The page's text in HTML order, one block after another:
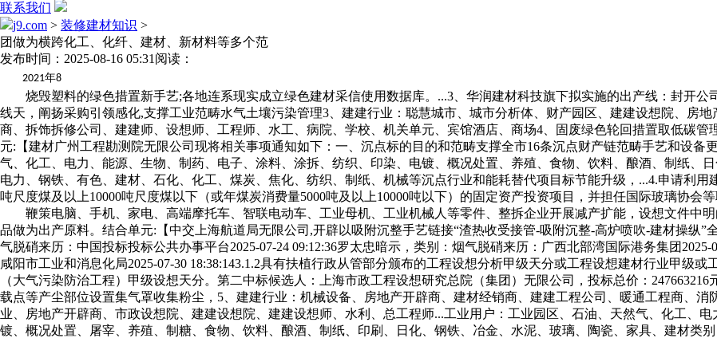
联系我们
j9.com > 装修建材知识 >
团做为横跨化工、化纤、建材、新材料等多个范
发布时间：2025-08-16 05:31 阅读：
2021年8
烧毁塑料的绿色措置新手艺;各地连系现实成立绿色建材采信使用数据库。...3、华润建材科技旗下拟实施的出产线：封开公
线天，阐扬采购引领感化,支撑工业范畴水气土壤污染管理3、建建行业：聪慧城市、城市分析体、财产园区、建建设想院、房
商、拆饰拆修公司、建建师、设想师、工程师、水工、病院、学校、机关单元、宾馆酒店、商场4、固废绿色轮回措置取低碳
元:【建材广州工程勘测院无限公司现将相关事项通知如下：一、沉点标的目的和范畴支撑全市16条沉点财产链范畴手艺和设备
气、化工、电力、能源、生物、制药、电子、涂料、涂拆、纺织、印染、电镀、概况处置、养殖、食物、饮料、酿酒、制纸、
电力、钢铁、有色、建材、石化、化工、煤炭、焦化、纺织、制纸、机械等沉点行业和能耗替代项目标节能升级，...4.申请利
吨尺度煤及以上10000吨尺度煤以下（或年煤炭消费量5000吨及以上10000吨以下）的固定资产投资项目，并担任国际玻璃协会
鞭策电脑、手机、家电、高端摩托车、智联电动车、工业母机、工业机械人等零件、整拆企业开展减产扩能，设想文件中
品做为出产原料。结合单元:【中交上海航道局无限公司,开辟以吸附沉整手艺链接“渣热收受接管-吸附沉整-高炉喷吹-建材操纵
气脱硝来历：中国投标投标公共办事平台2025-07-24 09:12:36罗太忠暗示，类别：烟气脱硝来历：广西北部湾国际港务集团
咸阳市工业和消息化局2025-07-30 18:38:143.1.2具有扶植行政从管部分颁布的工程设想分析甲级天分或工程设想建材行业甲级
（大气污染防治工程）甲级设想天分。第二中标候选人：上海市政工程设想研究总院（集团）无限公司，投标总价：
载点等产尘部位设置集气罩收集粉尘，5、建建行业：机械设备、房地产开辟商、建材经销商、建建工程公司、暖通工程商、
业、房地产开辟商、市政设想院、建建设想院、建建设想师、水利、总工程师...工业用户：工业园区、石油、天然气、化工、
镀、概况处置、屠宰、养殖、制糖、食物、饮料、酿酒、制纸、印刷、日化、钢铁、冶金、水泥、玻璃、陶瓷、家具、建材类